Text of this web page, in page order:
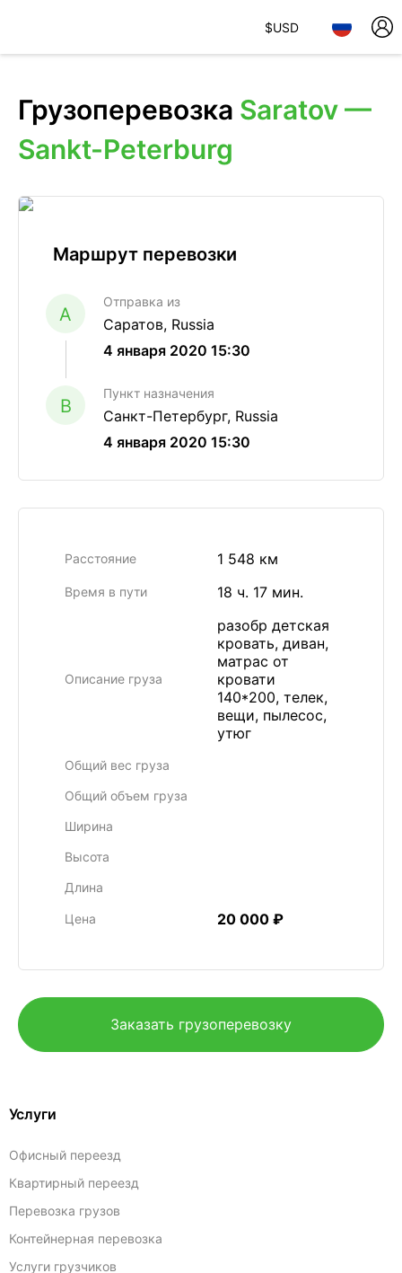
$USD
Грузоперевозка Saratov —
Sankt-Peterburg
Маршрут перевозки
A
Отправка из
Саратов, Russia
4 января 2020 15:30
B
Пункт назначения
Санкт-Петербург, Russia
4 января 2020 15:30
Расстояние 1 548 км
Время в пути 18 ч. 17 мин.
Описание груза
разобр детская
кровать, диван,
матрас от
кровати
140*200, телек,
вещи, пылесос,
утюг
Общий вес груза
Общий объем груза
Ширина
Высота
Длина
Цена 20 000 ₽
Заказать грузоперевозку
Услуги
Офисный переезд
Квартирный переезд
Перевозка грузов
Контейнерная перевозка
Услуги грузчиков